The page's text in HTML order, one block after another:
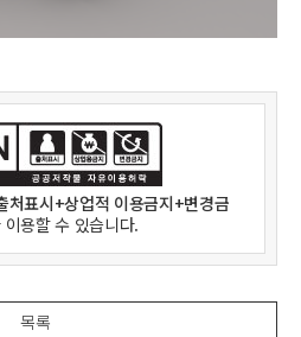
처표시+상업적 이용금지+변경금
이용할 수 있습니다.
목록